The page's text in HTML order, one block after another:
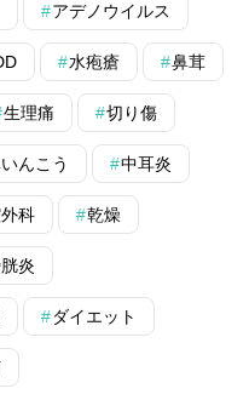
アデノウイルス
水疱瘡 鼻茸
生理痛 切り傷
んこう 中耳炎
科 乾燥
炎
ダイエット